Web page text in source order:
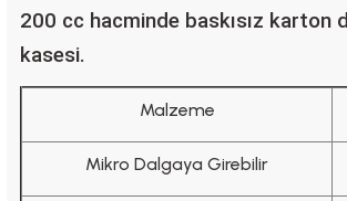
200 cc hacminde baskısız karton
kasesi.
Malzeme
Mikro Dalgaya Girebilir